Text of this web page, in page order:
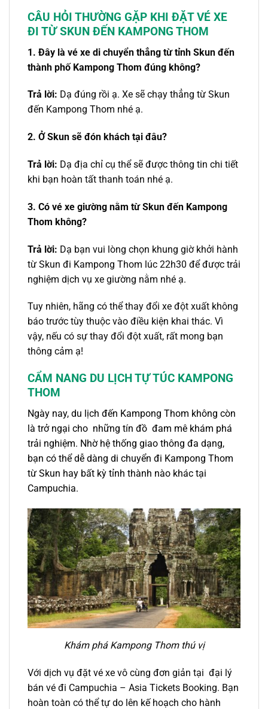
CÂU HỎI THƯỜNG GẶP KHI ĐẶT VÉ XE
ĐI TỪ SKUN ĐẾN KAMPONG THOM
1. Đây là vé xe di chuyển thẳng từtỉnh Skun đến
thành phốKampong Thom đúng không?
Trả lời: Dạ đúng rồi ạ. Xe sẽ chạy thẳng từ Skun
đến Kampong Thom nhé ạ.
2. Ở Skun sẽ đón khách tại đâu?
Trả lời: Dạ địa chỉ cụ thể sẽ được thông tin chi tiết
khi bạn hoàn tất thanh toán nhé ạ.
3. Có vé xe giường nằm từ Skun đến Kampong
Thom không?
Trả lời: Dạ bạn vui lòng chọn khung giờ khởi hành
từ Skun đi Kampong Thom lúc 22h30 để được trải
nghiệm dịch vụ xe giường nằm nhé ạ.
Tuy nhiên, hãng có thể thay đổi xe đột xuất không
báo trước tùy thuộc vào điều kiện khai thác. Vì
vậy, nếu có sự thay đổi đột xuất, rất mong bạn
thông cảm ạ!
CẨM NANG DU LỊCH TỰ TÚC KAMPONG
THOM
Ngày nay, du lịch đến Kampong Thom không còn
là trở ngại cho những tín đồ đam mê khám phá
trải nghiệm. Nhờ hệ thống giao thông đa dạng,
bạn có thể dễ dàng di chuyển đi Kampong Thom
từ Skun hay bất kỳ tỉnh thành nào khác tại
Campuchia.
Khám phá Kampong Thom thú vị
Với dịch vụ đặt vé xe vô cùng đơn giản tại đại lý
bán vé đi Campuchia – Asia Tickets Booking. Bạn
hoàn toàn có thể tự do lên kế hoạch cho hành